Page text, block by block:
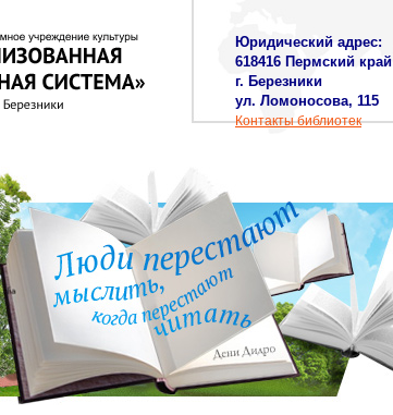
Юридический адрес:
618416 Пермский край
г. Березники
ул. Ломоносова, 115
Контакты библиотек